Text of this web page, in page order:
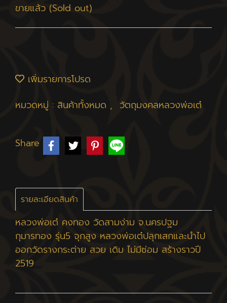
ขายแล้ว (Sold out)
เพิ่มรายการโปรด
หมวดหมู่ : สินค้าทั้งหมด , วัตถุมงคลหลวงพ่อเต๋
Share
รายละเอียดสินค้า
หลวงพ่อเต๋ คงทอง วัดสามง่าม จ.นครปฐม
กุมารทอง รุ่น5 จุกสูง หลวงพ่อเต๋ปลุกเสกและนำไป
ออกวัดรางกระต่าย สวย เดิม ไม่มีซ่อม สร้างราวปี
2519